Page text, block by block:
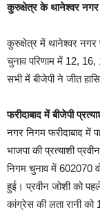
कुरुक्षेत्र के थानेश्वर नगर
कुरुक्षेत्र में थानेश्वर नगर
चुनाव परिणाम में 12, 16,
सभी में बीजेपी ने जीत
फरीदाबाद में बीजेपी
नगर निगम फरीदाबाद में
भाजपा की प्रत्याशी
निगम चुनाव में 602070
हुई। प्रवीन जोशी को
कांग्रेस की लता रानी